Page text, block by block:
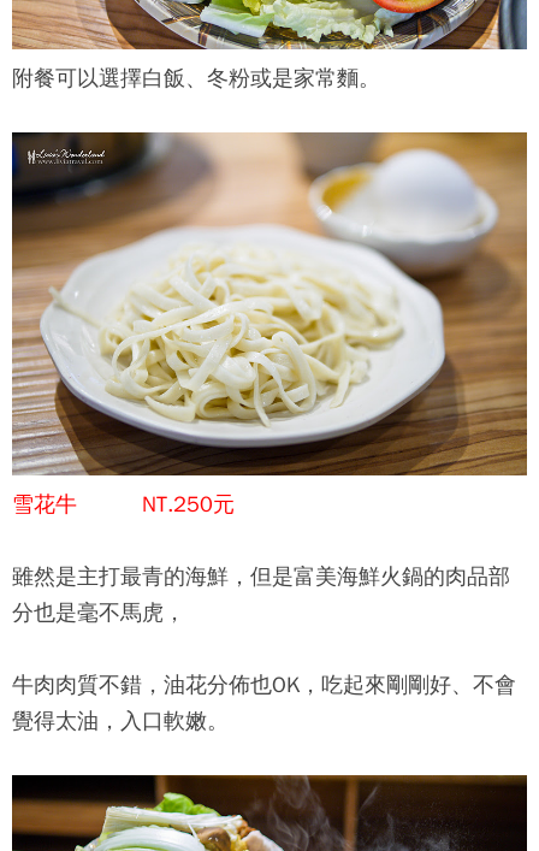
附餐可以選擇白飯、冬粉或是家常麵。
雪花牛 NT.250元
雖然是主打最青的海鮮，但是富美海鮮火鍋的肉品部
分也是毫不馬虎，
牛肉肉質不錯，油花分佈也OK，吃起來剛剛好、不會
覺得太油，入口軟嫩。